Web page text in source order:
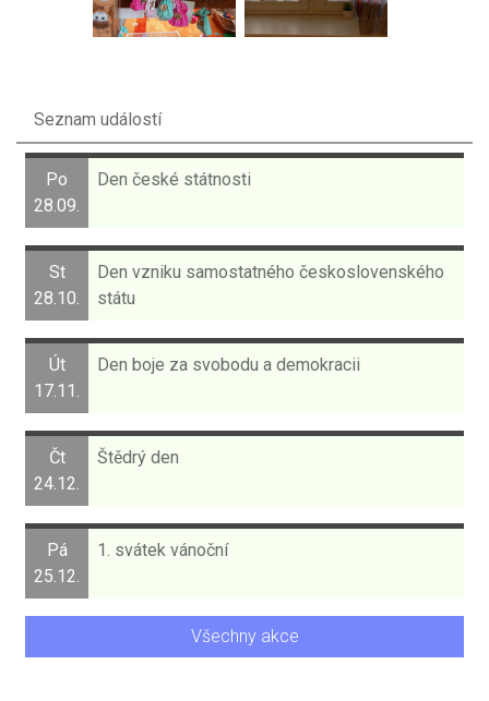
Seznam událostí
Po
28.09.
Den české státnosti
St
28.10.
Den vzniku samostatného československého
státu
Út
17.11.
Den boje za svobodu a demokracii
Čt
24.12.
Štědrý den
Pá
25.12.
1. svátek vánoční
Všechny akce